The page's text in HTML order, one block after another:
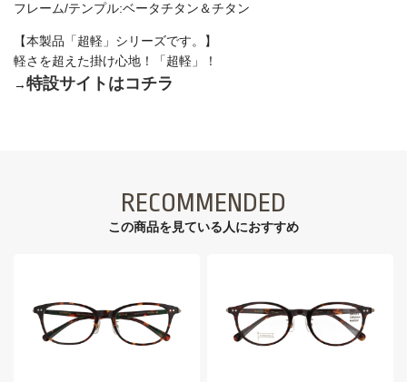
フレーム/テンプル:ベータチタン＆チタン
【本製品「超軽」シリーズです。】
軽さを超えた掛け心地！「超軽」！
→特設サイトはコチラ
RECOMMENDED
この商品を見ている⼈におすすめ